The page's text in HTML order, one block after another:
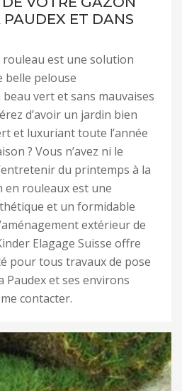
ET DANS
rouleau est une solution
belle pelouse
beau vert et sans mauvaises
d’avoir un jardin bien
et luxuriant toute l’année
? Vous n’avez ni le
du printemps à la
en rouleaux est une
et un formidable
extérieur de
Elagage Suisse offre
pour tous travaux de pose
Paudex et ses environs
contacter.